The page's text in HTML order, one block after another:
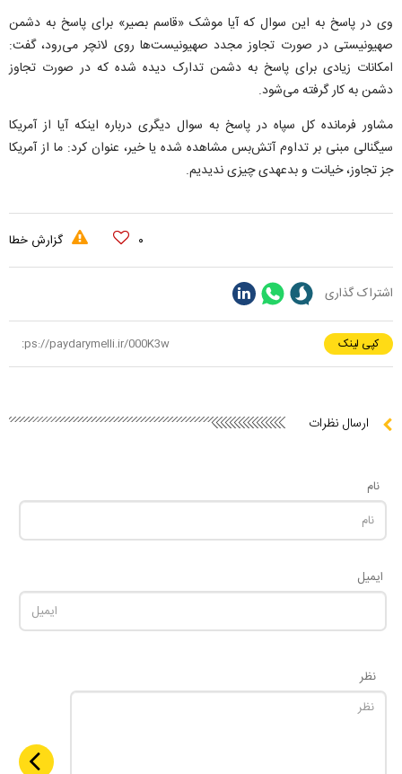
وی در پاسخ به این سوال که آیا موشک «قاسم بصیر» برای پاسخ به دشمن
صهیونیستی در صورت تجاوز مجدد صهیونیست‌ها روی لانچر می‌رود، گفت:
امکانات زیادی برای پاسخ به دشمن تدارک دیده شده که در صورت تجاوز
دشمن به کار گرفته می‌شود.
مشاور فرمانده کل سپاه در پاسخ به سوال دیگری درباره اینکه آیا از آمریکا
سیگنالی مبنی بر تداوم آتش‌بس مشاهده شده یا خیر، عنوان کرد: ما از آمریکا
جز تجاوز، خیانت و بدعهدی چیزی ندیدیم.
۰ گزارش خطا
اشتراک گذاری
کپی لینک
ارسال نظرات
نام
ایمیل
نظر